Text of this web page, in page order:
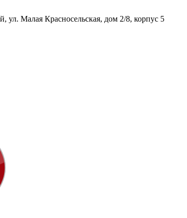
ул. Малая Красносельская, дом 2/8, корпус 5